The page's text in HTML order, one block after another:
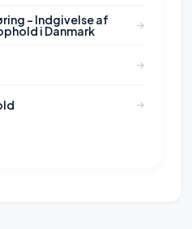
- Indgivelse af
i Danmark